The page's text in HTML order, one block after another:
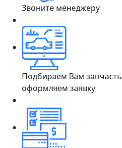
Звоните менеджеру
Подбираем Вам
оформляем заявку